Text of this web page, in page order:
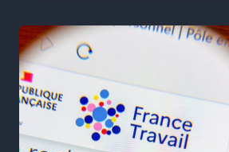
JUGÉ
ENNUYEUX
AU
MONDE »
ET